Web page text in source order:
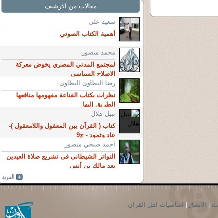
مقالات من الارشيف
سعيد علي
أهمية الكتاب الصوتي
محمد منصور
لمجتمع المدني المصري يخوض معركة
الاصلاح السياسي
رضا البطاوى البطاوى
نظرات بكتاب القناعة مفهومها منافعها
الطريق إليها
نبيل هلال
كتاب ( القرآن بين المعقول واللامعقول )-
عاد وثمود - ج9
آحمد صبحي منصور
التواتر الشيطانى فى تشريع صلاة العيدين
بعد مالك بن أنس
الاتصال اساسيات اهل القران